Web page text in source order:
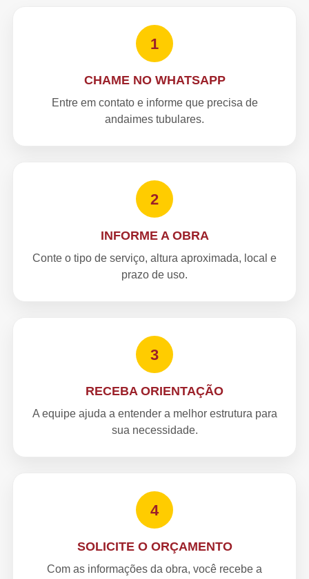
1
CHAME NO WHATSAPP
Entre em contato e informe que precisa de
andaimes tubulares.
2
INFORME A OBRA
Conte o tipo de serviço, altura aproximada, local e
prazo de uso.
3
RECEBA ORIENTAÇÃO
A equipe ajuda a entender a melhor estrutura para
sua necessidade.
4
SOLICITE O ORÇAMENTO
Com as informações da obra, você recebe a